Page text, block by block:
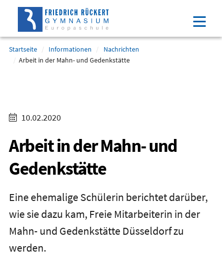
Direkt
Inhalt
(Eingabetaste)
Direkt
Hauptmenu
(Eingabetaste)
Direkt
Suche
(Eingabetaste)
Direkt
Footer
(Eingabetaste)
Startseite Informationen
Nachrichten
Arbeit in der Mahn- und Gedenkstätte
10.02.2020
Arbeit in der Mahn- und
Gedenkstätte
Eine ehemalige Schülerin berichtet darüber,
wie sie dazu kam, Freie Mitarbeiterin in der
Mahn- und Gedenkstätte Düsseldorf zu
werden.